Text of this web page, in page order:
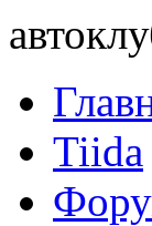
Tiida